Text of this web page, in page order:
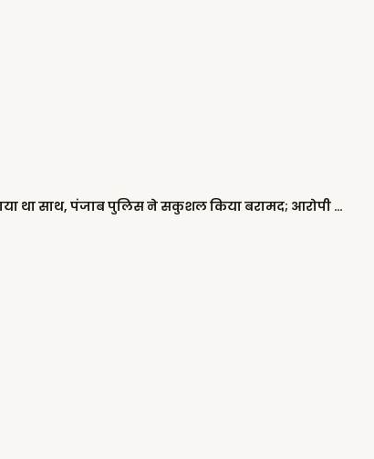
दिवाली की रात 2 बच्चों को किडनैप कर ले गया था साथ, पंजाब पुलिस ने सकुशल किया बरामद; आरोपी काबू